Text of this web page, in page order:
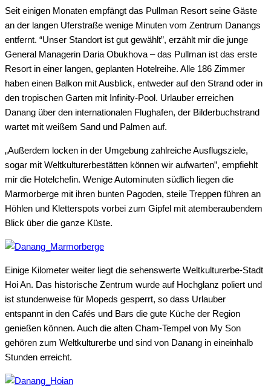
Seit einigen Monaten empfängt das Pullman Resort seine Gäste
an der langen Uferstraße wenige Minuten vom Zentrum Danangs
entfernt. “Unser Standort ist gut gewählt”, erzählt mir die junge
General Managerin Daria Obukhova – das Pullman ist das erste
Resort in einer langen, geplanten Hotelreihe. Alle 186 Zimmer
haben einen Balkon mit Ausblick, entweder auf den Strand oder in
den tropischen Garten mit Infinity-Pool. Urlauber erreichen
Danang über den internationalen Flughafen, der Bilderbuchstrand
wartet mit weißem Sand und Palmen auf.
„Außerdem locken in der Umgebung zahlreiche Ausflugsziele,
sogar mit Weltkulturerbestätten können wir aufwarten”, empfiehlt
mir die Hotelchefin. Wenige Autominuten südlich liegen die
Marmorberge mit ihren bunten Pagoden, steile Treppen führen an
Höhlen und Kletterspots vorbei zum Gipfel mit atemberaubendem
Blick über die ganze Küste.
Einige Kilometer weiter liegt die sehenswerte Weltkulturerbe-Stadt
Hoi An. Das historische Zentrum wurde auf Hochglanz poliert und
ist stundenweise für Mopeds gesperrt, so dass Urlauber
entspannt in den Cafés und Bars die gute Küche der Region
genießen können. Auch die alten Cham-Tempel von My Son
gehören zum Weltkulturerbe und sind von Danang in eineinhalb
Stunden erreicht.